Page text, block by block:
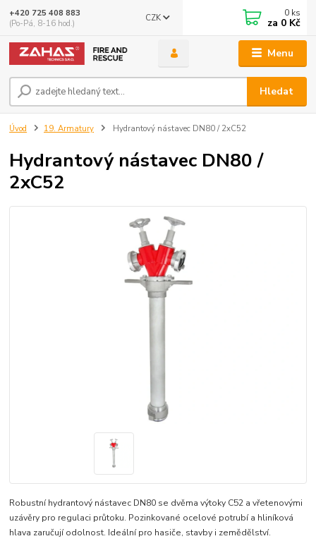
Menu
CZK
Hledat
+420 725 408 883
(Po-Pá, 8-16 hod.)
0 ks
za 0 Kč
Úvod 19. Armatury Hydrantový nástavec DN80 / 2xC52
Hydrantový nástavec DN80 /
2xC52
Robustní hydrantový nástavec DN80 se dvěma výtoky C52 a vřetenovými
uzávěry pro regulaci průtoku. Pozinkované ocelové potrubí a hliníková
hlava zaručují odolnost. Ideální pro hasiče, stavby i zemědělství.